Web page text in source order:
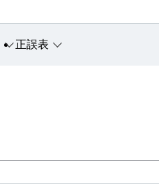
正誤表